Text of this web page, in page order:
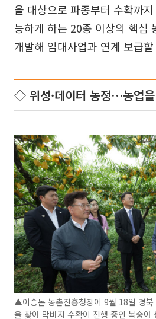
을 대상으로 파종부터 수확까
능하게 하는 20종 이상의 핵심
개발해 임대사업과 연계 보급
◇ 위성·데이터 농정…농업
▲이승돈 농촌진흥청장이 9월 18일 경북
을 찾아 막바지 수확이 진행 중인 복숭아